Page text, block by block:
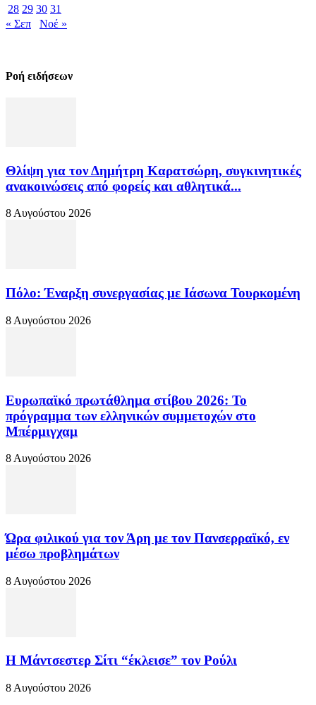
28 29 30 31
« Σεπ
Νοέ »
Ροή ειδήσεων
Θλίψη για τον Δημήτρη Καρατσώρη, συγκινητικές
ανακοινώσεις από φορείς και αθλητικά...
8 Αυγούστου 2026
Πόλο: Έναρξη συνεργασίας με Ιάσωνα Τουρκομένη
8 Αυγούστου 2026
Ευρωπαϊκό πρωτάθλημα στίβου 2026: Το
πρόγραμμα των ελληνικών συμμετοχών στο
Μπέρμιγχαμ
8 Αυγούστου 2026
Ώρα φιλικού για τον Άρη με τον Πανσερραϊκό, εν
μέσω προβλημάτων
8 Αυγούστου 2026
Η Μάντσεστερ Σίτι “έκλεισε” τον Ρούλι
8 Αυγούστου 2026